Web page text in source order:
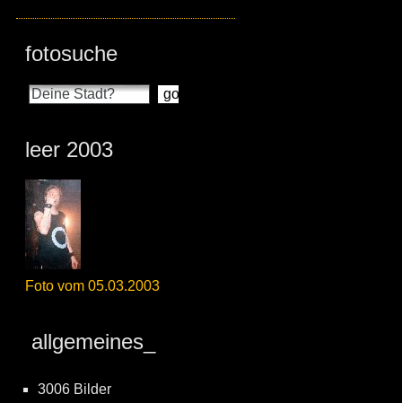
fotosuche
leer 2003
Foto vom 05.03.2003
allgemeines_
3006 Bilder